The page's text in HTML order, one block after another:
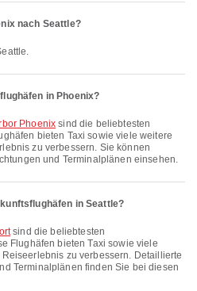
nach Seattle?
in Phoenix?
Phoenix sind die beliebtesten
bieten Taxi sowie viele weitere
zu verbessern. Sie können
und Terminalplänen einsehen.
in Seattle?
sind die beliebtesten
Flughäfen bieten Taxi sowie viele
zu verbessern. Detaillierte
Terminalplänen finden Sie bei diesen